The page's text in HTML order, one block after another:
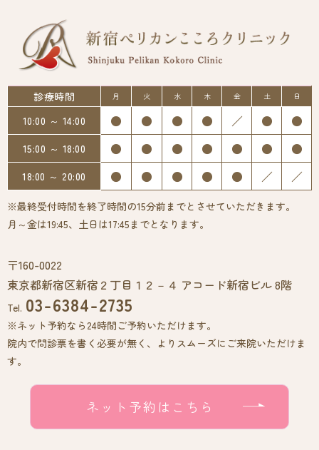
診療時間 月 火 水 木 金 土 日
10:00 ～ 14:00 ● ● ● ● ／ ● ●
15:00 ～ 18:00 ● ● ● ● ● ● ●
18:00 ～ 20:00 ● ● ● ● ● ／ ／
※最終受付時間を終了時間の15分前までとさせていただきます。
月～金は19:45、土日は17:45までとなります。
〒160-0022
東京都新宿区新宿２丁目１２－４ アコード新宿ビル 8階
Tel. 03-6384-2735
※ネット予約なら24時間ご予約いただけます。
院内で問診票を書く必要が無く、よりスムーズにご来院いただけま
す。
ネット予約はこちら